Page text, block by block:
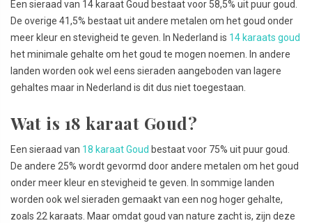
Een sieraad van 14 karaat Goud bestaat voor 58,5% uit puur goud.
De overige 41,5% bestaat uit andere metalen om het goud onder
meer kleur en stevigheid te geven. In Nederland is 14 karaats goud
het minimale gehalte om het goud te mogen noemen. In andere
landen worden ook wel eens sieraden aangeboden van lagere
gehaltes maar in Nederland is dit dus niet toegestaan.
Wat is 18 karaat Goud?
Een sieraad van 18 karaat Goud bestaat voor 75% uit puur goud.
De andere 25% wordt gevormd door andere metalen om het goud
onder meer kleur en stevigheid te geven. In sommige landen
worden ook wel sieraden gemaakt van een nog hoger gehalte,
zoals 22 karaats. Maar omdat goud van nature zacht is, zijn deze